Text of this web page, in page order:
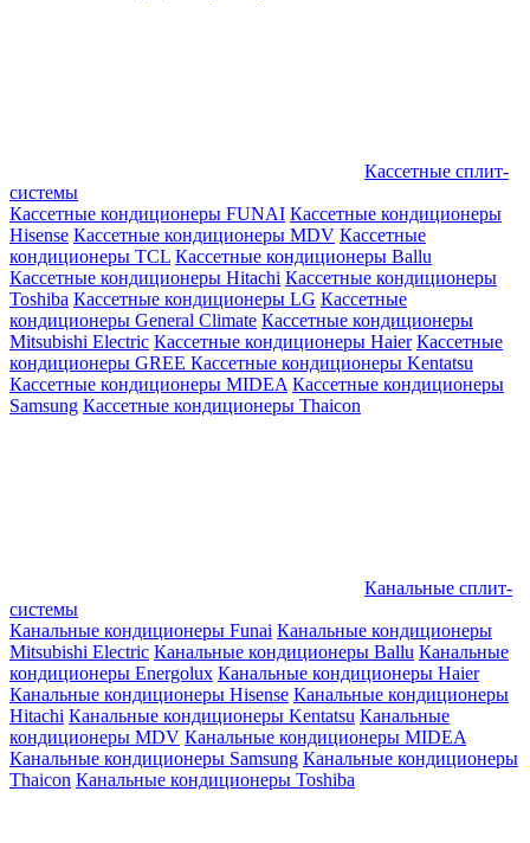
Кассетные сплит-
системы
Кассетные кондиционеры FUNAI Кассетные кондиционеры
Hisense Кассетные кондиционеры MDV Кассетные
кондиционеры TCL Кассетные кондиционеры Ballu
Кассетные кондиционеры Hitachi Кассетные кондиционеры
Toshiba Кассетные кондиционеры LG Кассетные
кондиционеры General Climate Кассетные кондиционеры
Mitsubishi Electric Кассетные кондиционеры Haier Кассетные
кондиционеры GREE Кассетные кондиционеры Kentatsu
Кассетные кондиционеры MIDEA Кассетные кондиционеры
Samsung Кассетные кондиционеры Thaicon
Канальные сплит-
системы
Канальные кондиционеры Funai Канальные кондиционеры
Mitsubishi Electric Канальные кондиционеры Ballu Канальные
кондиционеры Energolux Канальные кондиционеры Haier
Канальные кондиционеры Hisense Канальные кондиционеры
Hitachi Канальные кондиционеры Kentatsu Канальные
кондиционеры MDV Канальные кондиционеры MIDEA
Канальные кондиционеры Samsung Канальные кондиционеры
Thaicon Канальные кондиционеры Toshiba